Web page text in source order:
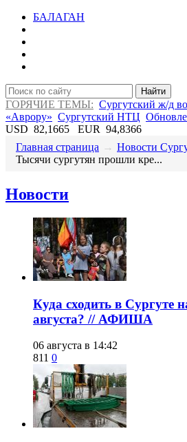
БАЛАГАН
Найти
ГОРЯЧИЕ ТЕМЫ: Сургутский ж/д
«Аврору» Сургутский НТЦ
USD 82,1665 EUR 94,8366
Главная страница → Новости
Тысячи сургутян прошли кре...
Новости
​Куда сходить в Сургуте
августа? // АФИША
06 августа в 14:42
811 0